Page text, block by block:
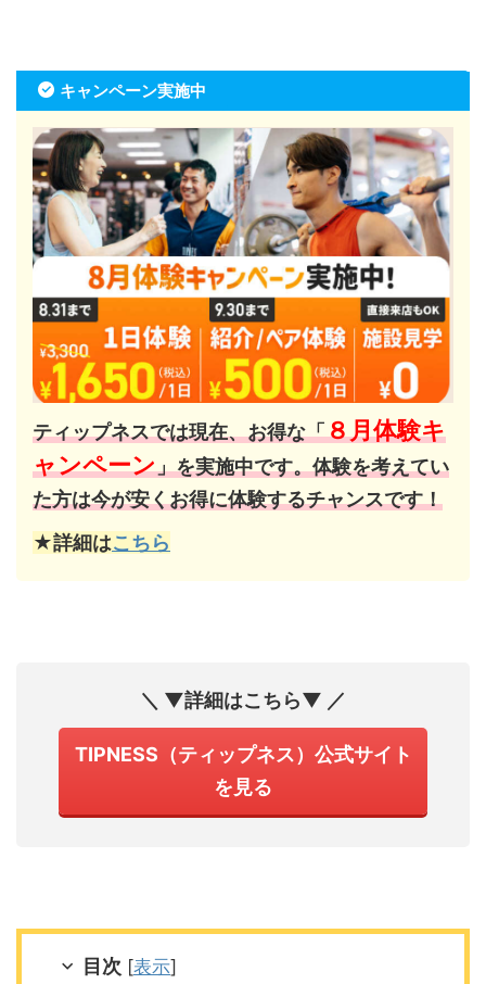
キャンペーン実施中
ティップネスでは現在、お得な「８月体験キ
ャンペーン」を実施中です。体験を考えてい
た方は今が安くお得に体験するチャンスです！
★詳細はこちら
＼ ▼詳細はこちら▼ ／
TIPNESS（ティップネス）公式サイト
を見る
目次 [表示]